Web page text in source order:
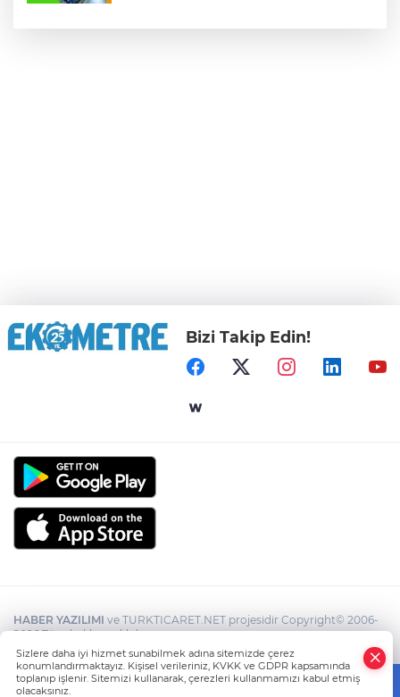
Bizi Takip Edin!
HABER YAZILIMI ve TURKTICARET.NET projesidir Copyright© 2006-
2026 Tüm hakları saklıdır.
Sizlere daha iyi hizmet sunabilmek adına sitemizde çerez
konumlandırmaktayız. Kişisel verileriniz, KVKK ve GDPR kapsamında
toplanıp işlenir. Sitemizi kullanarak, çerezleri kullanmamızı kabul etmiş
olacaksınız.